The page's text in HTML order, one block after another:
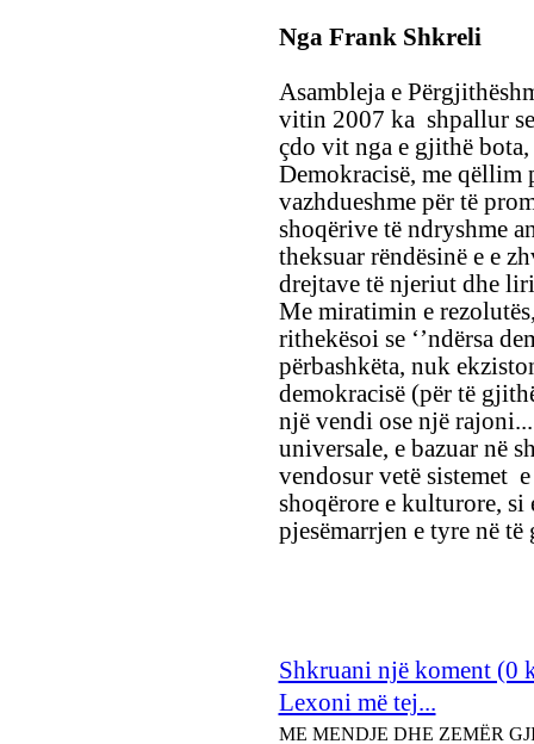
Nga Frank Shkreli
Asambleja e
vitin 2007 ka shpallur
çdo vit nga e gjithë
Demokracisë, me qëllim
vazhdueshme për të
shoqërive të ndryshme
theksuar rëndësinë e e
drejtave të njeriut dhe
Me miratimin e
rithekësoi se ‘’ndërsa
përbashkëta, nuk
demokracisë (për të
një vendi ose një
universale, e bazuar në
vendosur vetë sistemet
shoqërore e kulturore,
pjesëmarrjen e tyre në të
Shkruani një koment (0
Lexoni më tej...
ME MENDJE DHE ZEMËR